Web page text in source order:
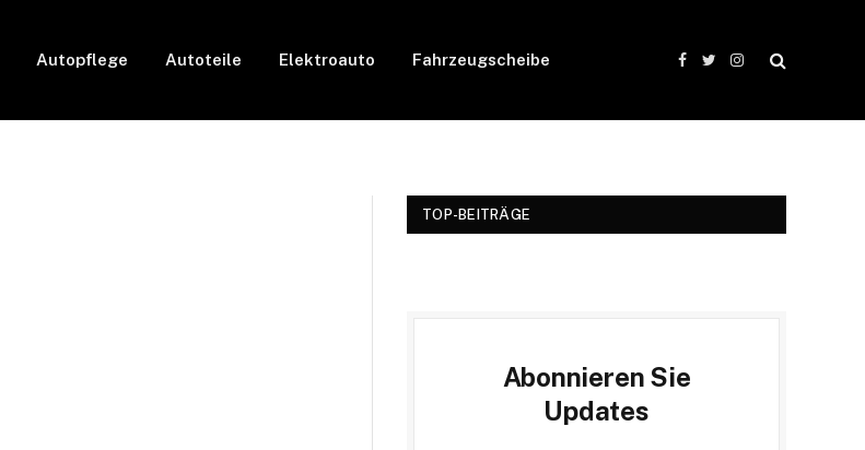
Autopflege Autoteile Elektroauto Fahrzeugscheibe
Facebook
TwitterInstagram
TOP-BEITRÄGE
Abonnieren Sie
Updates